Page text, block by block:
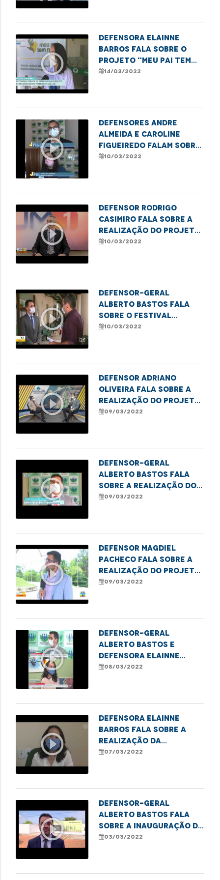
play_circle_outline
Defensora Elainne
Barros fala sobre o
projeto "Meu Pai tem
Nome" realizado no dia
14/03/2022
play_circle_outline
Defensores Andre
Almeida e Caroline
Figueiredo falam sobre
homenagem ao Dia
10/03/2022
play_circle_outline
Defensor Rodrigo
Casimiro fala sobre a
realização do projeto
"Meu Pai tem Nome" em
10/03/2022
play_circle_outline
Defensor-geral
Alberto Bastos fala
sobre o festival
"defensoriaDELAS"
10/03/2022
play_circle_outline
Defensor Adriano
Oliveira fala sobre a
realização do projeto
"Meu Pai tem Nome"
09/03/2022
play_circle_outline
Defensor-geral
Alberto Bastos fala
sobre a realização do
projeto "Meu Pai tem
09/03/2022
play_circle_outline
Defensor Magdiel
Pacheco fala sobre a
realização do projeto
"Meu Pai tem Nome"
09/03/2022
play_circle_outline
Defensor-geral
Alberto Bastos e
defensora Elainne
Barros falam sobre a
08/03/2022
play_circle_outline
Defensora Elainne
Barros fala sobre a
realização da
campanha de
07/03/2022
play_circle_outline
Defensor-geral
Alberto Bastos fala
sobre a inauguração do
Econúcleo no município
03/03/2022